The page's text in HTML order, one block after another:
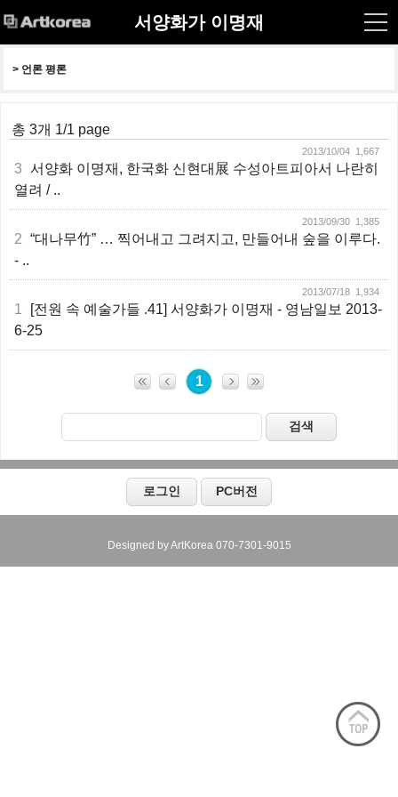
서양화가 이명재
> 언론 평론
총 3개 1/1 page
2013/10/04 1,667
3 서양화 이명재, 한국화 신현대展 수성아트피아서 나란히
열려 / ..
2013/09/30 1,385
2 “대나무竹” … 찍어내고 그려지고, 만들어내 숲을 이루다.
- ..
2013/07/18 1,934
1
[전원 속 예술가들 .41] 서양화가 이명재 - 영남일보 2013-
6-25
1
Designed by ArtKorea 070-7301-9015